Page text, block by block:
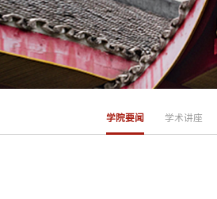
学院要闻 学术讲座